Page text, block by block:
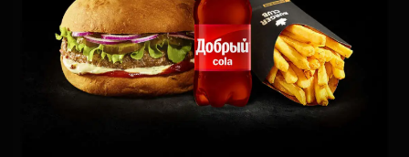
Одежда и обувь
Электроника
Все для дома